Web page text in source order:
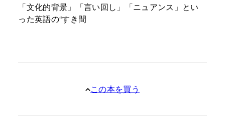
「文化的背景」「言い回し」「ニュアンス」とい
った英語の“すき間
この本を買う